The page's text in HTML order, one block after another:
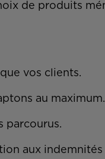
de produits
vos clients.
au maximum.
parcourus.
aux